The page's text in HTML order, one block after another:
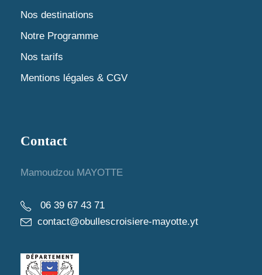
Nos destinations
Notre Programme
Nos tarifs
Mentions légales & CGV
Contact
Mamoudzou MAYOTTE
06 39 67 43 71
contact@obullescroisiere-mayotte.yt